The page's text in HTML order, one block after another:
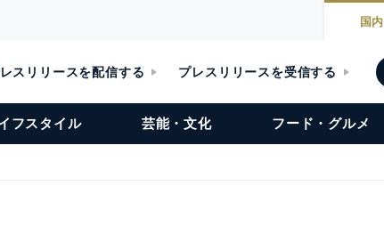
国内
スリリースを配信する プレスリリースを受信する
フスタイル 芸能・文化 フード・グルメ